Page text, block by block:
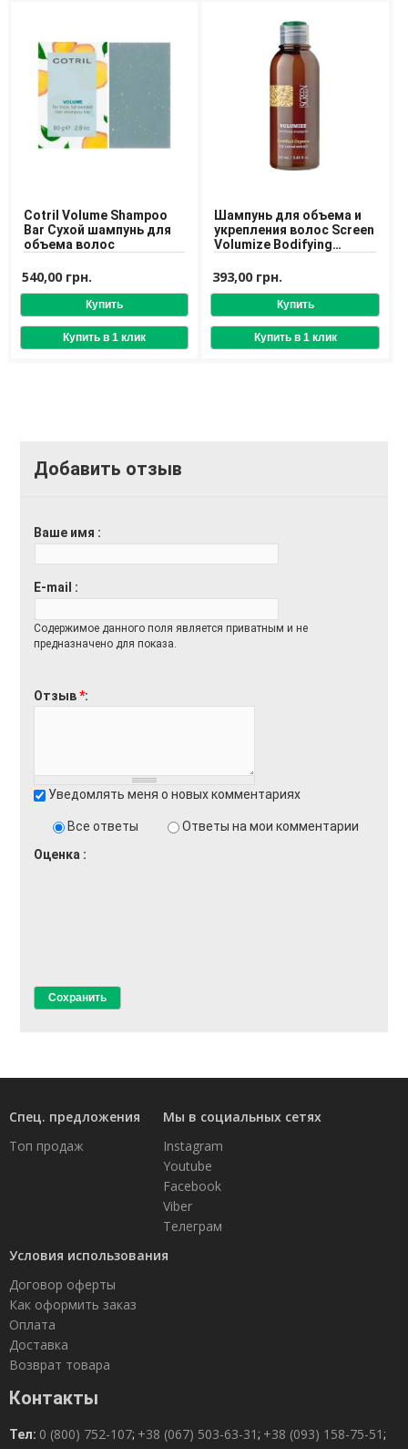
Cotril Volume Shampoo
Bar Сухой шампунь для
объема волос
540,00 грн.
Шампунь для объема и
укрепления волос Screen
Volumize Bodifying
393,00 грн.
Добавить отзыв
Ваше имя
E-mail
Содержимое данного поля является приватным и не
предназначено для показа.
Отзыв*
Уведомлять меня о новых комментариях
Все ответы
Ответы на мои комментарии
Оценка
Спец. предложения
Топ продаж
Мы в социальных сетях
Instagram
Youtube
Facebook
Viber
Телеграм
Условия использования
Договор оферты
Как оформить заказ
Оплата
Доставка
Возврат товара
Контакты
Тел: 0 (800) 752-107; +38 (067) 503-63-31; +38 (093) 158-75-51;